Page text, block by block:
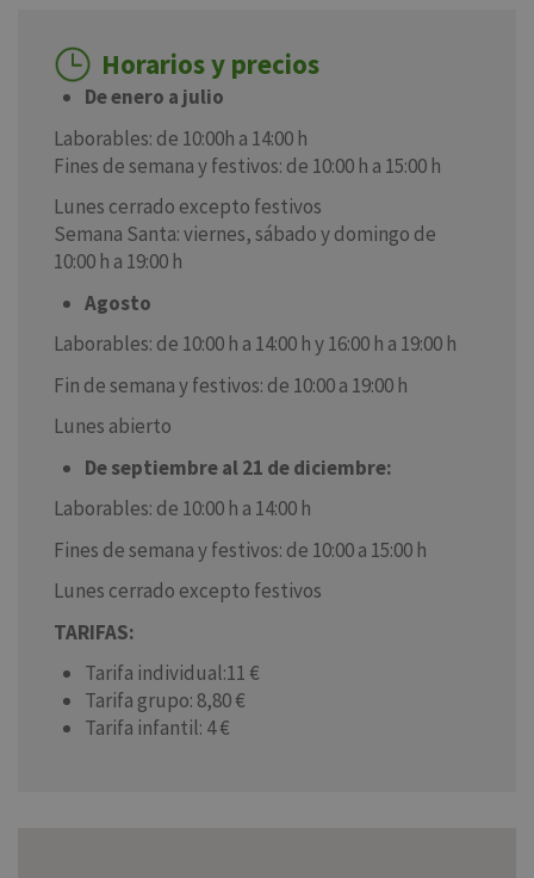
Horarios y precios
De enero a julio
Laborables: de 10:00h a 14:00 h
Fines de semana y festivos: de 10:00 h a 15:00 h
Lunes cerrado excepto festivos
Semana Santa: viernes, sábado y domingo de
10:00 h a 19:00 h
Agosto
Laborables: de 10:00 h a 14:00 h y 16:00 h a 19:00 h
Fin de semana y festivos: de 10:00 a 19:00 h
Lunes abierto
De septiembre al 21 de diciembre:
Laborables: de 10:00 h a 14:00 h
Fines de semana y festivos: de 10:00 a 15:00 h
Lunes cerrado excepto festivos
TARIFAS:
Tarifa individual:11 €
Tarifa grupo: 8,80 €
Tarifa infantil: 4 €